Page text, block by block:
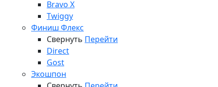
Bravo X
Twiggy
Финиш Флекс
Свернуть Перейти
Direct
Gost
Экошпон